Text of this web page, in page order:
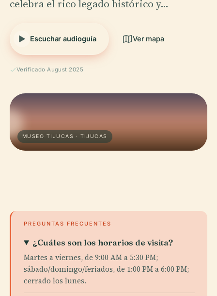
celebra el rico legado histórico y…
Escuchar audioguía Ver mapa
Verificado August 2025
MUSEO TIJUCAS · TIJUCAS
PREGUNTAS FRECUENTES
¿Cuáles son los horarios de visita?
Martes a viernes, de 9:00 AM a 5:30 PM;
sábado/domingo/feriados, de 1:00 PM a 6:00 PM;
cerrado los lunes.